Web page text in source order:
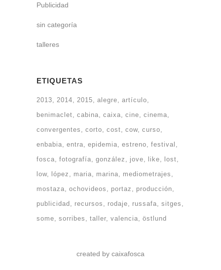
Publicidad
sin categoría
talleres
ETIQUETAS
2013 2014 2015 alegre
artículo
benimaclet
cabina caixa cine
cinema
convergentes
corto cost cow curso
enbabia
entra epidemia estreno
festival
fosca
fotografía gonzález jove like
lost
low
lópez maria marina
mediometrajes
mostaza
ochovideos portaz
producción
publicidad
recursos rodaje russafa
sitges
some
sorribes taller valencia östlund
created by caixafosca